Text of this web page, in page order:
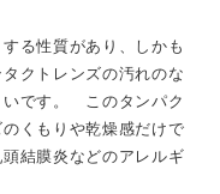
る性質があり、しかも
クトレンズの汚れのな
いです。 このタンパク
くもりや乾燥感だけで
結膜炎などのアレルギ